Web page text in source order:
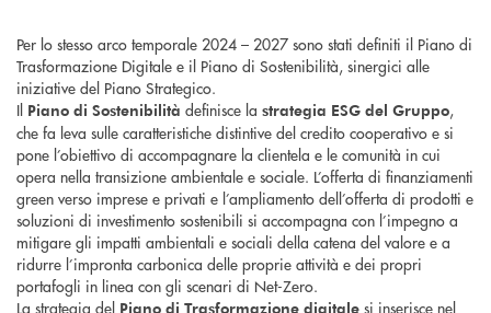
Per lo stesso arco temporale 2024 – 2027 sono stati definiti il Piano di
Trasformazione Digitale e il Piano di Sostenibilità, sinergici alle
iniziative del Piano Strategico.
Il Piano di Sostenibilità definisce la strategia ESG del Gruppo,
che fa leva sulle caratteristiche distintive del credito cooperativo e si
pone l’obiettivo di accompagnare la clientela e le comunità in cui
opera nella transizione ambientale e sociale. L’offerta di finanziamenti
green verso imprese e privati e l’ampliamento dell’offerta di prodotti e
soluzioni di investimento sostenibili si accompagna con l’impegno a
mitigare gli impatti ambientali e sociali della catena del valore e a
ridurre l’impronta carbonica delle proprie attività e dei propri
portafogli in linea con gli scenari di Net-Zero.
La strategia del Piano di Trasformazione digitale si inserisce nel